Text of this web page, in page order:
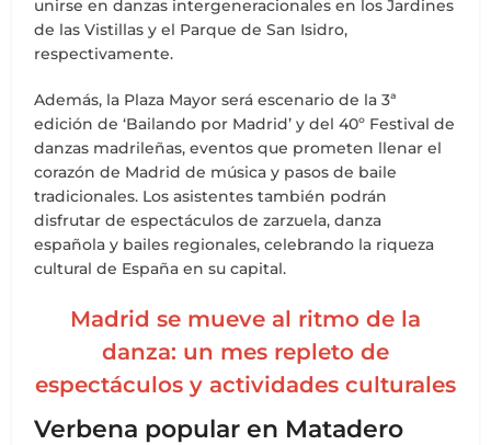
unirse en danzas intergeneracionales en los Jardines
de las Vistillas y el Parque de San Isidro,
respectivamente.
Además, la Plaza Mayor será escenario de la 3ª
edición de ‘Bailando por Madrid’ y del 40º Festival de
danzas madrileñas, eventos que prometen llenar el
corazón de Madrid de música y pasos de baile
tradicionales. Los asistentes también podrán
disfrutar de espectáculos de zarzuela, danza
española y bailes regionales, celebrando la riqueza
cultural de España en su capital.
Madrid se mueve al ritmo de la
danza: un mes repleto de
espectáculos y actividades culturales
Verbena popular en Matadero